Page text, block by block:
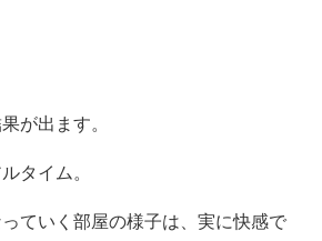
が出ます。
タイム。
ていく部屋の様子は、実に快感で